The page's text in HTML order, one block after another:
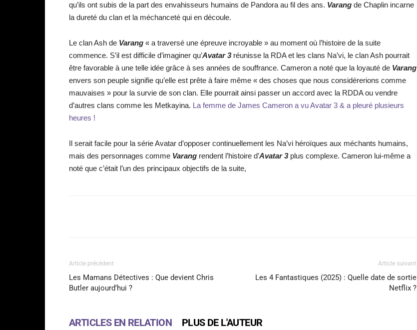
qu’ils ont subis de la part des envahisseurs humains de Pandora au fil des ans. Varang de Chaplin incarne
la dureté du clan et la méchanceté qui en découle.
Le clan Ash de Varang « a traversé une épreuve incroyable » au moment où l’histoire de la suite
commence. S’il est difficile d’imaginer qu’Avatar 3réunisse la RDA et les clans Na’vi, le clan Ash pourrait
être favorable à une telle idée grâce à ses années de souffrance. Cameron a noté que la loyauté de Varang
envers son peuple signifie qu’elle est prête à faire même « des choses que nous considérerions comme
mauvaises » pour la survie de son clan. Elle pourrait ainsi passer un accord avec la RDDA ou vendre
d’autres clans comme les Metkayina. La femme de James Cameron a vu Avatar 3 & a pleuré plusieurs
heures !
Il serait facile pour la série Avatar d’opposer continuellement les Na’vi héroïques aux méchants humains,
mais des personnages comme Varang rendent l’histoire d’Avatar 3 plus complexe. Cameron lui-même a
noté que c’était l’un des principaux objectifs de la suite,
Article précédent
Les Mamans Détectives : Que devient Chris
Butler aujourd’hui ?
Article suivant
Les 4 Fantastiques (2025) : Quelle date de sortie
Netflix ?
ARTICLES EN RELATION PLUS DE L'AUTEUR